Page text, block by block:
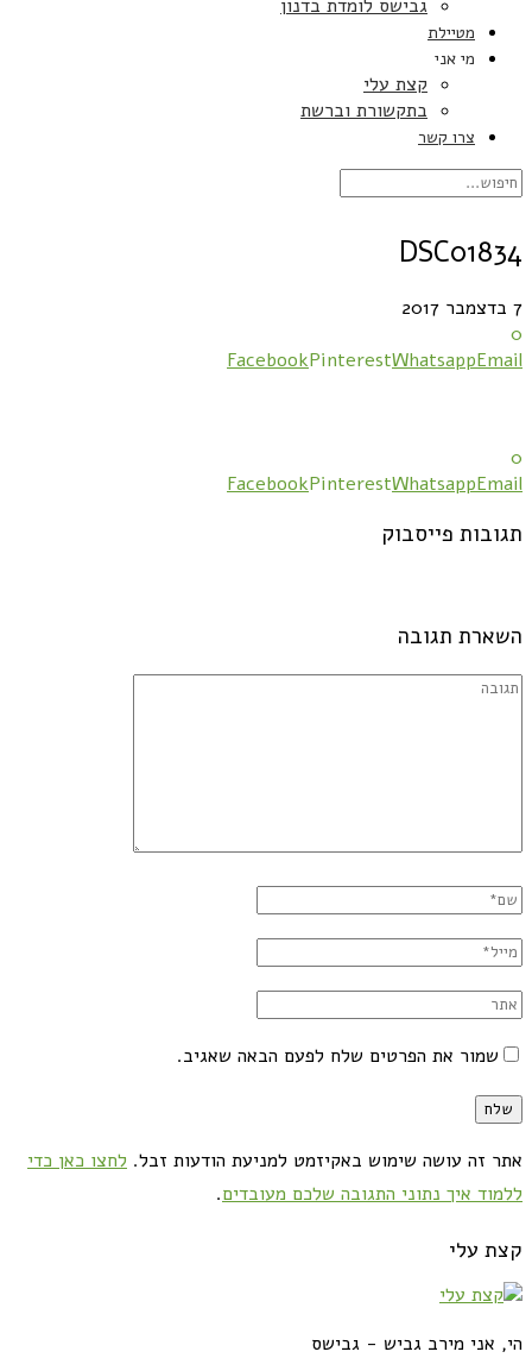
גבישס לומדת בדנון
מטיילת
מי אני
קצת עלי
בתקשורת וברשת
צרו קשר
DSC01834
7 בדצמבר 2017
0
FacebookPinterestWhatsappEmail
0
FacebookPinterestWhatsappEmail
תגובות פייסבוק
השארת תגובה
שמור את הפרטים שלח לפעם הבאה שאגיב.
אתר זה עושה שימוש באקיזמט למניעת הודעות זבל. לחצו כאן כדי
ללמוד איך נתוני התגובה שלכם מעובדים.
קצת עלי
הי, אני מירב גביש - גבישס